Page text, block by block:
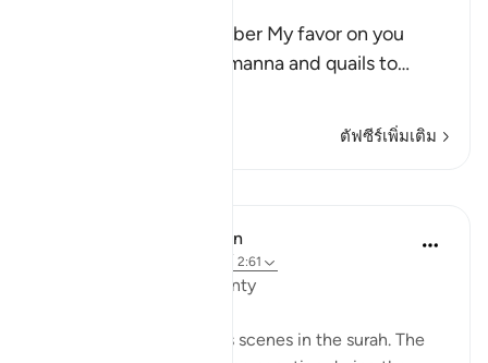
Allah said, "And remember My favor on you
when I sent down the manna and quails to…
ตัฟซีร์เพิ่มเติม
In the Shade of the Quran
อายะห์ 2:61
Unhappy with God's Bounty
Let us recall the previous scenes in the surah. The